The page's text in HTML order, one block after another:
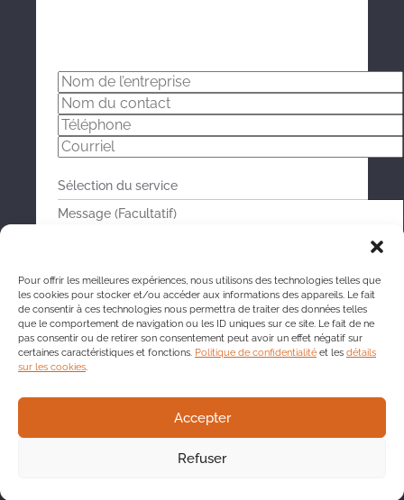
Pour offrir les meilleures expériences, nous utilisons des technologies telles que
les cookies pour stocker et/ou accéder aux informations des appareils. Le fait
de consentir à ces technologies nous permettra de traiter des données telles
que le comportement de navigation ou les ID uniques sur ce site. Le fait de ne
pas consentir ou de retirer son consentement peut avoir un effet négatif sur
certaines caractéristiques et fonctions. Politique de confidentialité et les détails
sur les cookies.
Accepter
Refuser